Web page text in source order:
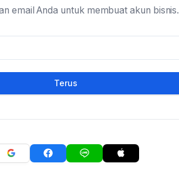
email Anda untuk membuat akun bisnis.
Terus